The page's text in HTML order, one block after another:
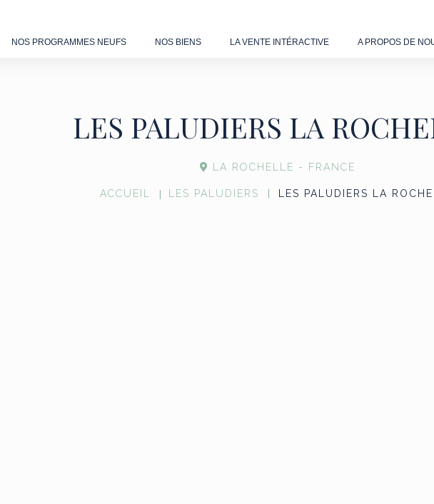
NOS PROGRAMMES NEUFS NOS BIENS LA VENTE INTÉRACTIVE A PROPOS DE
LES PALUDIERS LA
LA ROCHELLE - FRANCE
ACCUEIL LES PALUDIERS LES PALUDIERS LA